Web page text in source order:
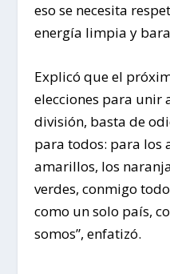
eso se necesita
energía limpia y
Explicó que el
elecciones para unir
división, basta de
para todos: para los
amarillos, los
verdes, conmigo
como un solo país,
somos”, enfatizó.